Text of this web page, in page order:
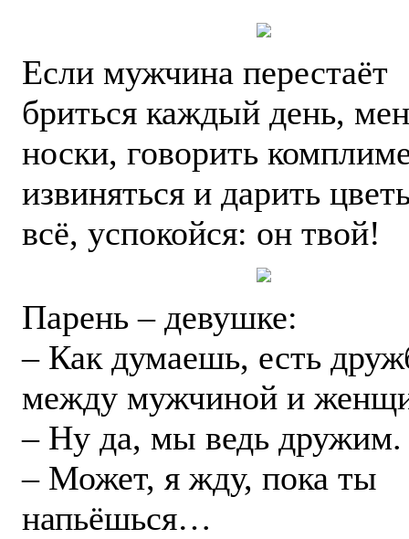
Если мужчина перестаёт
бриться каждый день,
носки, говорить
извиняться и дарить
всё, успокойся: он твой!
Парень – девушке:
– Как думаешь, есть
между мужчиной и
– Ну да, мы ведь дружим.
– Может, я жду, пока ты
напьёшься…